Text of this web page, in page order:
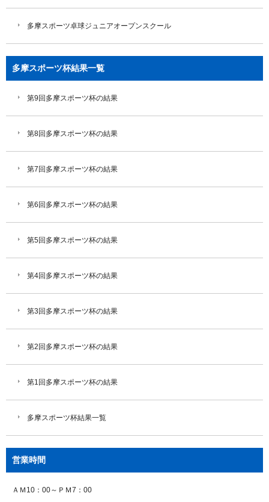
多摩スポーツ卓球ジュニアオープンスクール
多摩スポーツ杯結果一覧
第9回多摩スポーツ杯の結果
第8回多摩スポーツ杯の結果
第7回多摩スポーツ杯の結果
第6回多摩スポーツ杯の結果
第5回多摩スポーツ杯の結果
第4回多摩スポーツ杯の結果
第3回多摩スポーツ杯の結果
第2回多摩スポーツ杯の結果
第1回多摩スポーツ杯の結果
多摩スポーツ杯結果一覧
営業時間
ＡＭ10：00～ＰＭ7：00